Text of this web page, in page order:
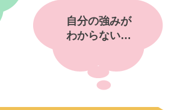
自分の強みが
わからない…